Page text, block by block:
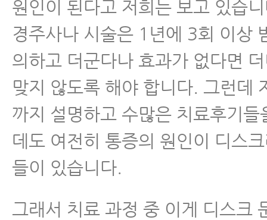
원인이 된다고 저희는 보고 있습
경주사나 시술은 1년에 3회 이상
의하고 더군다나 효과가 없다면
맞지 않도록 해야 합니다. 그런데
까지 설명하고 수많은 치료후기들
데도 여전히 통증의 원인이 디스
들이 있습니다.
그래서 치료 과정 중 이게 디스크